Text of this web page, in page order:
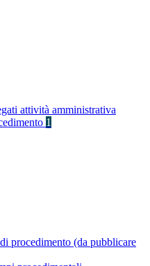
attività amministrativa
1
procedimento (da pubblicare